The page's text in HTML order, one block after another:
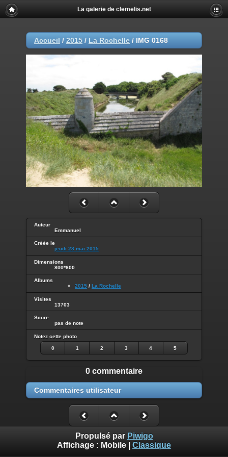
La galerie de clemelis.net
Accueil / 2015 / La Rochelle / IMG 0168
Auteur
Emmanuel
Créée le
jeudi 28 mai 2015
Dimensions
800*600
Albums
2015 / La Rochelle
Visites
13703
Score
pas de note
Notez cette photo
0 1 2 3 4 5
0 commentaire
Commentaires utilisateur
Propulsé par Piwigo
Affichage : Mobile Classique